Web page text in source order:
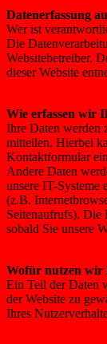
Datenerfassung
Wer ist
Die
Websitebetreiber.
dieser Website
Wie erfassen wir
Ihre Daten werden
mitteilen. Hierbei
Kontaktformular
Andere Daten
unsere IT-Systeme
(z.B.
Seitenaufrufs). Die
sobald Sie unsere
Wofür nutzen wir
Ein Teil der Daten
der Website zu
Ihres